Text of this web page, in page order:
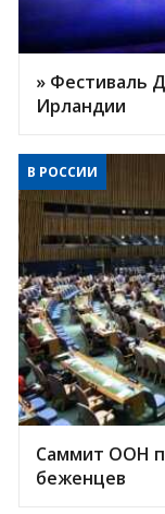
» Фестиваль
Ирландии
В РОССИИ
Саммит ООН
беженцев